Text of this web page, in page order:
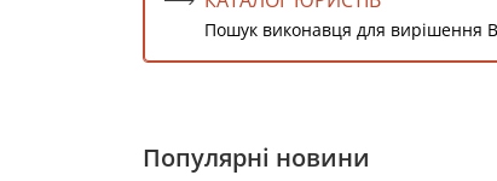
Пошук виконавця для вирішення
Популярні новини